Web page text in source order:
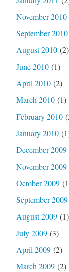
November 2010
September 2010
August 2010(2)
June 2010(1)
April 2010(2)
March 2010(1)
February 2010
January 2010
December 2009
November 2009
October 2009
September 2009
August 2009(1)
July 2009(3)
April 2009(2)
March 2009(2)